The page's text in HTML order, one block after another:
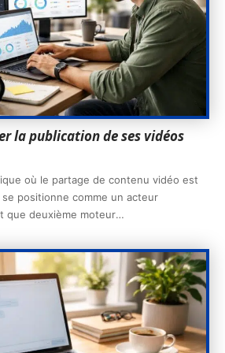
la publication de ses vidéos
où le partage de contenu vidéo est
positionne comme un acteur
que deuxième moteur…